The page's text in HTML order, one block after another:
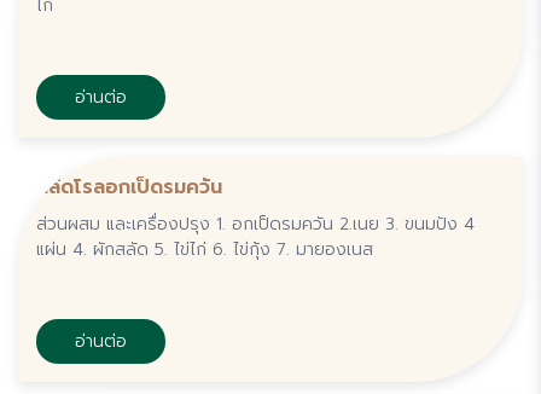
อ่านต่อ
สลัดโรลอกเป็ดรมควัน
ส่วนผสม และเครื่องปรุง 1. อกเป็ดรมควัน 2.เนย 3. ขนมปัง 4
แผ่น 4. ผักสลัด 5. ไข่ไก่ 6. ไข่กุ้ง 7. มายองเนส
อ่านต่อ